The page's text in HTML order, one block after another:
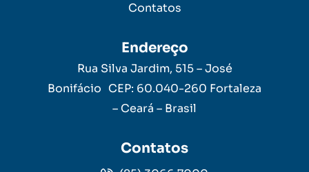
Contatos
Endereço
Rua Silva Jardim, 515 – José
Bonifácio CEP: 60.040-260 Fortaleza
– Ceará – Brasil
Contatos